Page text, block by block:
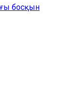
босқын